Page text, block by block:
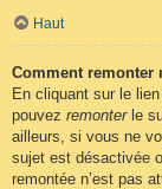
Haut
Comment remonter
En cliquant sur le
pouvez remonterle
ailleurs, si vous ne
sujet est désactivée
remontée n’est pas